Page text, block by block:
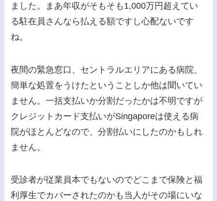
ました。まあ年収がそもそも1,000万円超えてい
る駐在員さんなら払える額ですし心配ないです
ね。
夜間の緊急窓口、セントラルエリアにある病院、
簡単な処置をうけたということしか他は聞いてい
ません。一括支払いか分割だったかは不明ですが
クレジットカード支払いがSingaporeは使える病
院がほとんどなので、分割払いにしたのかもしれ
ません。
受診者が従業員本でもないのでどこまで保険と福
利厚生でカバーされたのかも当人がその場にいな